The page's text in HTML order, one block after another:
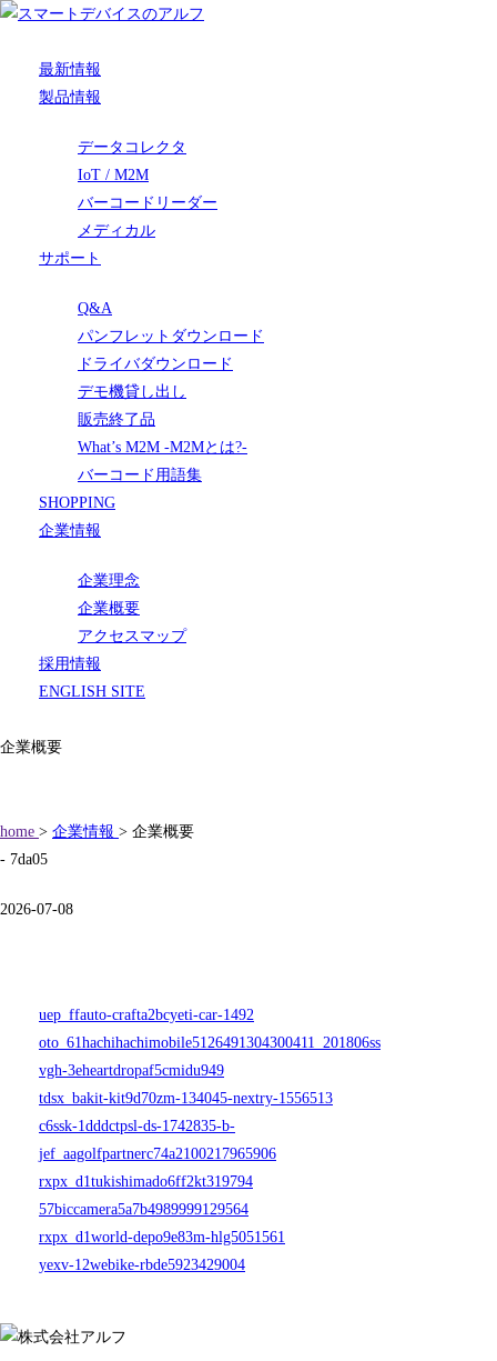
最新情報
製品情報
データコレクタ
IoT / M2M
バーコードリーダー
メディカル
サポート
Q&A
パンフレットダウンロード
ドライバダウンロード
デモ機貸し出し
販売終了品
What’s M2M -M2Mとは?-
バーコード用語集
SHOPPING
企業情報
企業理念
企業概要
アクセスマップ
採用情報
ENGLISH SITE
企業概要
home > 企業情報 > 企業概要
- 7da05
2026-07-08
uep_ffauto-crafta2bcyeti-car-1492
oto_61hachihachimobile5126491304300411_201806ss
vgh-3eheartdropaf5cmidu949
tdsx_bakit-kit9d70zm-134045-nextry-1556513
c6ssk-1dddctpsl-ds-1742835-b-
jef_aagolfpartnerc74a2100217965906
rxpx_d1tukishimado6ff2kt319794
57biccamera5a7b4989999129564
rxpx_d1world-depo9e83m-hlg5051561
yexv-12webike-rbde5923429004